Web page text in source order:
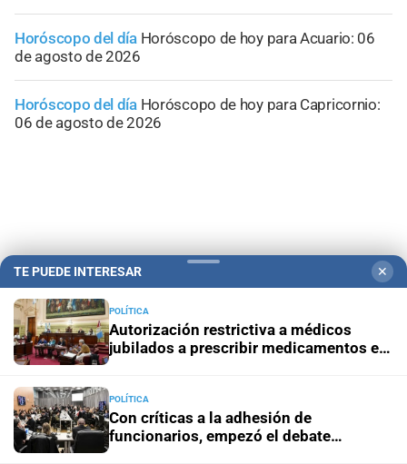
Horóscopo del día Horóscopo de hoy para Acuario: 06
de agosto de 2026
Horóscopo del día Horóscopo de hoy para Capricornio:
06 de agosto de 2026
Campolitoral
Podcasts Mirador Provincial VivíMejor SF Puerto Negocios
Notife Educacion SF
TE PUEDE INTERESAR ✕
POLÍTICA
Autorización restrictiva a médicos
jubilados a prescribir medicamentos en
POLÍTICA
Con críticas a la adhesión de
funcionarios, empezó el debate